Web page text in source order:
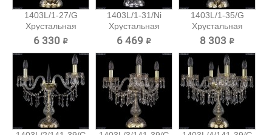
1403L/1-27/G
Хрустальная
настольная...
6 330 ₽
1403L/1-31/Ni
Хрустальная
настольная...
6 469 ₽
1403L/1-35/G
Хрустальная
настольная...
8 303 ₽